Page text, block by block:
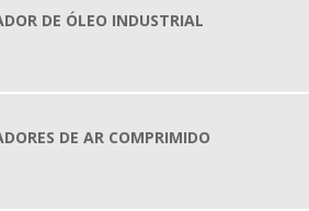
E TUBO
DE ÓLEO INDUSTRIAL
DE AR COMPRIMIDO